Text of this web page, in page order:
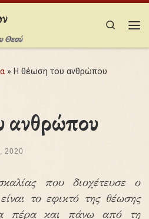
Θεού
Search
» Η θέωση του ανθρώπου
ανθρώπου
2020
που διοχέτευσε ο
το εφικτό της θέωσης
πέρα και πάνω από τη